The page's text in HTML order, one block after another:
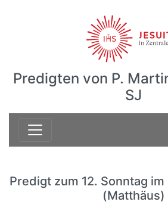
Predigten von P.
SJ
Predigt zum 12. Sonntag
(Matthäus)